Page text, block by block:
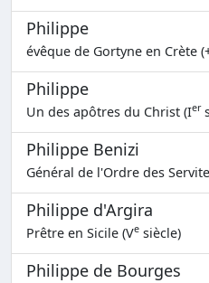
Philippe
évêque de Gortyne en Crète
Philippe
Un des apôtres du Christ (Ier
Philippe Benizi
Général de l'Ordre des
Philippe d'Argira
Prêtre en Sicile (Ve siècle)
Philippe de Bourges